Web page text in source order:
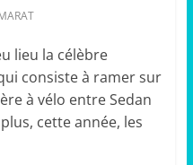
lieu la célèbre
consiste à ramer sur
à vélo entre Sedan
cette année, les